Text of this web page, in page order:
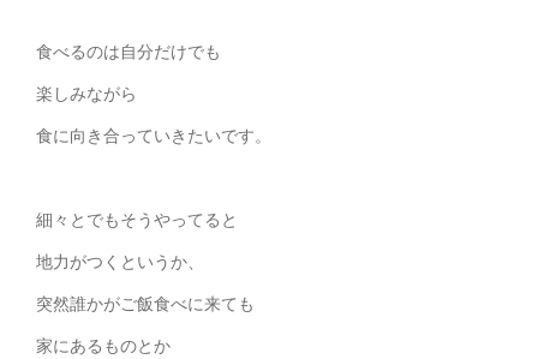
食べるのは自分だけでも
楽しみながら
食に向き合っていきたいです。
細々とでもそうやってると
地力がつくというか、
突然誰かがご飯食べに来ても
家にあるものとか